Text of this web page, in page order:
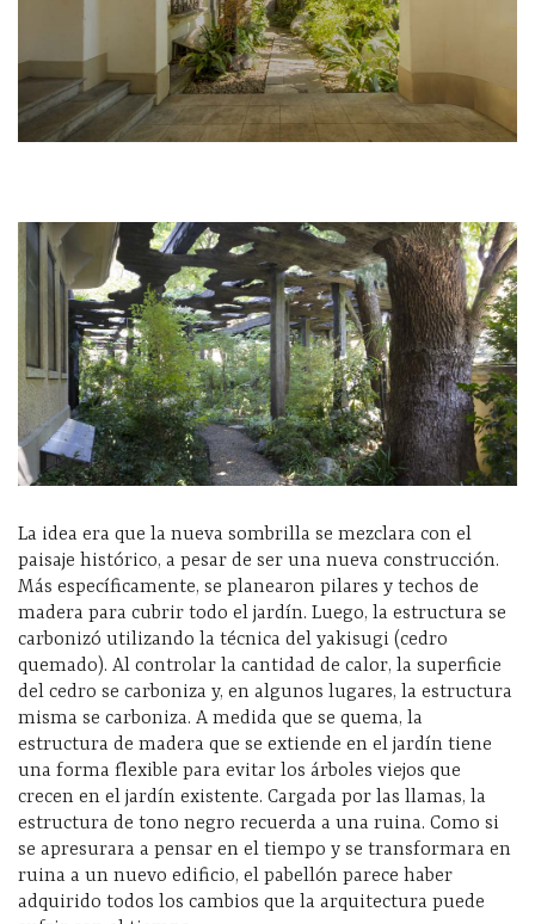
La idea era que la nueva sombrilla se mezclara con el
paisaje histórico, a pesar de ser una nueva construcción.
Más específicamente, se planearon pilares y techos de
madera para cubrir todo el jardín. Luego, la estructura se
carbonizó utilizando la técnica del yakisugi (cedro
quemado). Al controlar la cantidad de calor, la superficie
del cedro se carboniza y, en algunos lugares, la estructura
misma se carboniza. A medida que se quema, la
estructura de madera que se extiende en el jardín tiene
una forma flexible para evitar los árboles viejos que
crecen en el jardín existente. Cargada por las llamas, la
estructura de tono negro recuerda a una ruina. Como si
se apresurara a pensar en el tiempo y se transformara en
ruina a un nuevo edificio, el pabellón parece haber
adquirido todos los cambios que la arquitectura puede